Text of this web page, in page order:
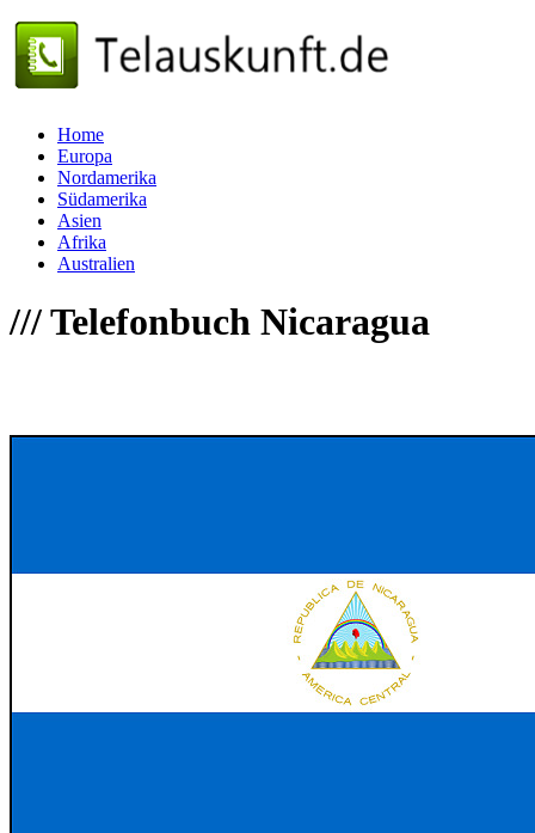
Home
Europa
Nordamerika
Südamerika
Asien
Afrika
Australien
///Telefonbuch Nicaragua